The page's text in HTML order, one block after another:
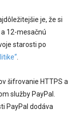
je, že si
12-mesačnú
starosti po
šifrovanie HTTPS a
služby PayPal.
PayPal dodáva